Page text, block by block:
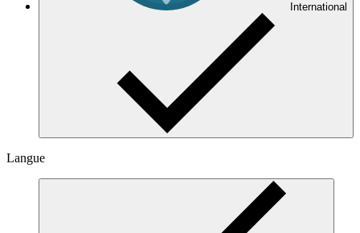
International
Langue